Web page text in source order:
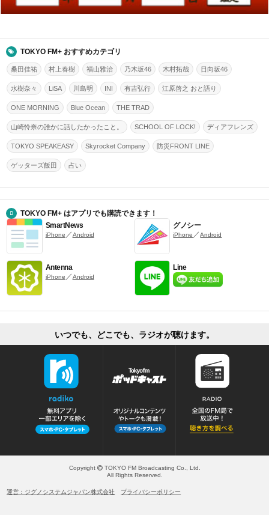
TOKYO FM+ おすすめカテゴリ
桑田佳祐 村上春樹 福山雅治 乃木坂46 木村拓哉 日向坂46
水樹奈々 LiSA 川島明 INI 有吉弘行 江原啓之 おと語り
ONE MORNING Blue Ocean THE TRAD
山崎怜奈の誰かに話したかったこと。 SCHOOL OF LOCK! ディアフレンズ
TOKYO SPEAKEASY Skyrocket Company 防災FRONT LINE
ゲッターズ飯田 占い
TOKYO FM+ はアプリでも購読できます！
SmartNews
iPhone ／Android
グノシー
iPhone ／Android
Antenna
iPhone ／Android
Line
いつでも、どこでも、ラジオが聴けます。
Copyright
TOKYO FM Broadcasting Co., Ltd.
All Rights Reserved.
運営：ジグノシステムジャパン株式会社 プライバシーポリシー